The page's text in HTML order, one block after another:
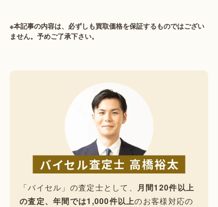
※本記事の内容は、必ずしも買取価格を保証するものではござい
ません。予めご了承下さい。
「バイセル」の査定士として、 月間120件以上
の査定、年間では1,000件以上のお客様対応の